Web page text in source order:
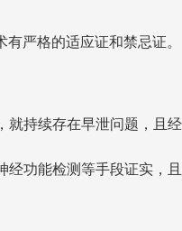
严格的适应证和禁忌证。
持续存在早泄问题，且
功能检测等手段证实，